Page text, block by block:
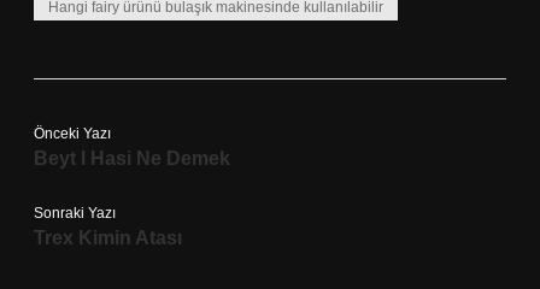
Hangi fairy ürünü bulaşık makinesinde kullanılabilir
Önceki Yazı
Beyt I Hasi Ne Demek
Sonraki Yazı
Trex Kimin Atası